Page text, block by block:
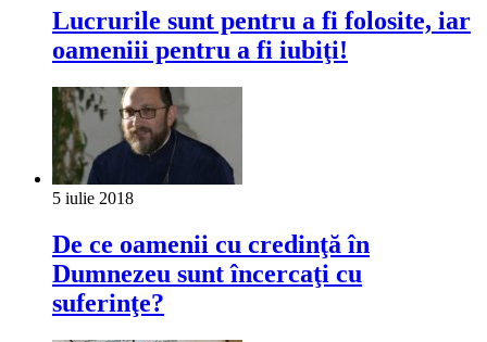
Lucrurile sunt pentru a fi folosite, iar
oameniii pentru a fi iubiţi!
5 iulie 2018
De ce oamenii cu credinţă în
Dumnezeu sunt încercaţi cu
suferinţe?